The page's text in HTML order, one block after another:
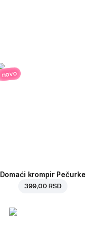
novo
Domaći krompir Pečurke
399,00 RSD